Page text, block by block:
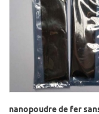
nanopoudre de fer